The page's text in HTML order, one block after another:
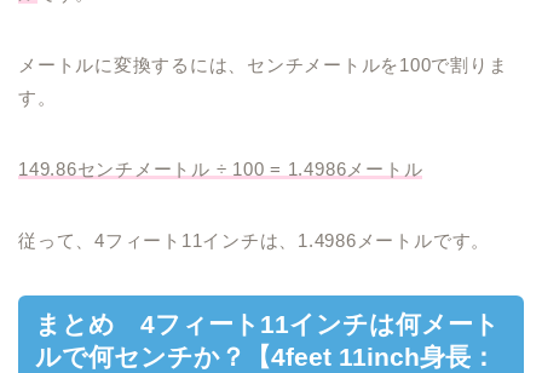
メートルに変換するには、センチメートルを100で割りま
す。
149.86センチメートル ÷ 100 = 1.4986メートル
従って、4フィート11インチは、1.4986メートルです。
まとめ 4フィート11インチは何メート
ルで何センチか？【4feet 11inch身長：